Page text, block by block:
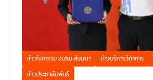
ข่าวกิจกรรม อบรม สัมมนา ข่าวบริการวิชาการ
ข่าวประชาสัมพันธ์